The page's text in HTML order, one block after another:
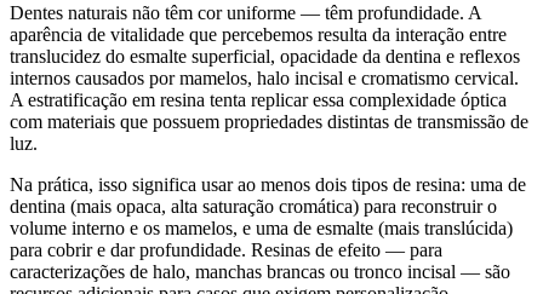
Dentes naturais não têm cor uniforme — têm profundidade. A
aparência de vitalidade que percebemos resulta da interação entre
translucidez do esmalte superficial, opacidade da dentina e reflexos
internos causados por mamelos, halo incisal e cromatismo cervical.
A estratificação em resina tenta replicar essa complexidade óptica
com materiais que possuem propriedades distintas de transmissão de
luz.
Na prática, isso significa usar ao menos dois tipos de resina: uma de
dentina (mais opaca, alta saturação cromática) para reconstruir o
volume interno e os mamelos, e uma de esmalte (mais translúcida)
para cobrir e dar profundidade. Resinas de efeito — para
caracterizações de halo, manchas brancas ou tronco incisal — são